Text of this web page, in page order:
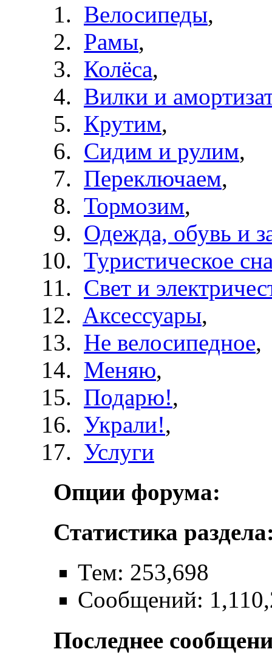
Велосипеды,
Рамы,
Колёса,
Вилки и
Крутим,
Сидим и рулим,
Переключаем,
Тормозим,
Одежда, обувь и
Туристическое
Свет и
Aксессуары,
Не велосипедное,
Меняю,
Подарю!,
Украли!,
Услуги
Опции форума:
Статистика
Тем: 253,698
Сообщений:
Последнее